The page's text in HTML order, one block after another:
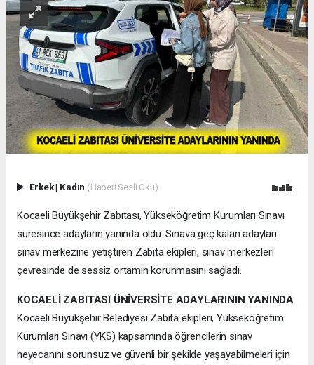
Erkek| Kadın (Haberi Sesli Oku)
Kocaeli Büyükşehir Zabıtası, Yükseköğretim Kurumları Sınavı
süresince adayların yanında oldu. Sınava geç kalan adayları
sınav merkezine yetiştiren Zabıta ekipleri, sınav merkezleri
çevresinde de sessiz ortamın korunmasını sağladı.
KOCAELİ ZABITASI ÜNİVERSİTE ADAYLARININ YANINDA
Kocaeli Büyükşehir Belediyesi Zabıta ekipleri, Yükseköğretim
Kurumları Sınavı (YKS) kapsamında öğrencilerin sınav
heyecanını sorunsuz ve güvenli bir şekilde yaşayabilmeleri için